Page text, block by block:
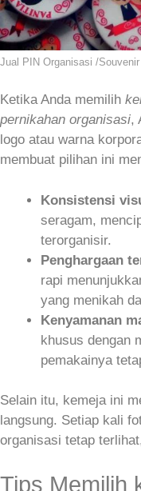
Jual PIN Organisasi /
Ketika Anda memilih
pernikahan organisasi,
logo atau warna
membuat pilihan ini
Konsistensi
seragam,
terorganisir.
Penghargaan
rapi
yang menikah
Kenyamanan
khusus dengan
pemakainya
Selain itu, kemeja ini
langsung. Setiap kali
organisasi tetap
Tips Memilih